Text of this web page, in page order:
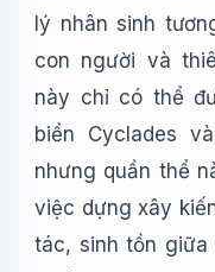
lý nhân sinh
con người và
này chỉ có thể
biển Cyclades
nhưng quần thể
việc dựng xây
tác, sinh tồn
🪐 Sao
📚 Lịch sử
🔬 Albert